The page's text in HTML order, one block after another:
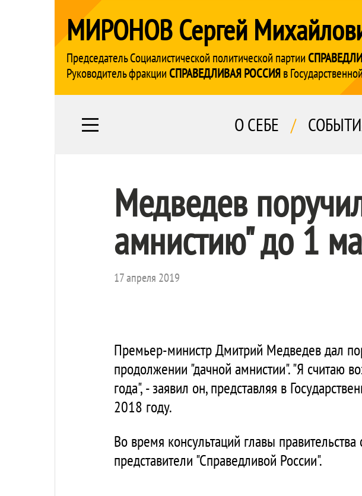
МИРОНОВ Сергей
Председатель Социалистической политической партии
Руководитель фракции СПРАВЕДЛИВАЯ РОССИЯв
О СЕБЕ /
Медведев
амнистию" до 1
17 апреля 2019
Премьер-министр Дмитрий Медведев дал
продолжении "дачной амнистии". "Я считаю
года", - заявил он, представляя в
2018 году.
Во время консультаций главы
представители "Справедливой России".